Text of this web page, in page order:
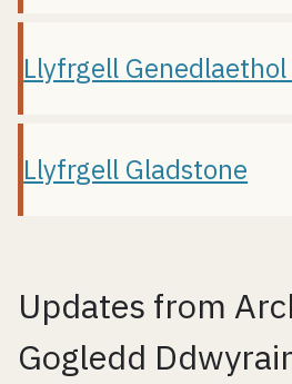
Llyfrgell Genedlaethol
Llyfrgell Gladstone
Updates from
Gogledd